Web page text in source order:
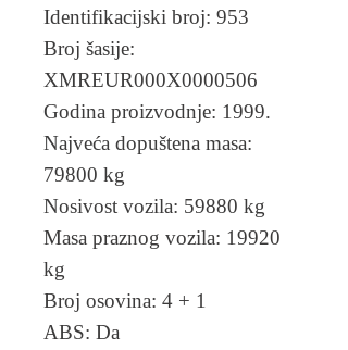
Identifikacijski broj: 953
Broj šasije:
XMREUR000X0000506
Godina proizvodnje: 1999.
Najveća dopuštena masa:
79800 kg
Nosivost vozila: 59880 kg
Masa praznog vozila: 19920
kg
Broj osovina: 4 + 1
ABS: Da